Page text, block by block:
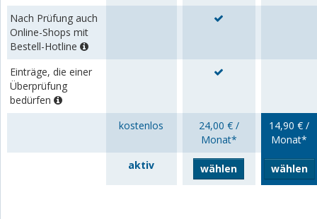
Nach Prüfung auch
Online-Shops mit
Bestell-Hotline
Einträge, die einer
Überprüfung
bedürfen
kostenlos
24,00 € /
Monat*
14,90 € /
Monat*
aktiv
wählen wählen